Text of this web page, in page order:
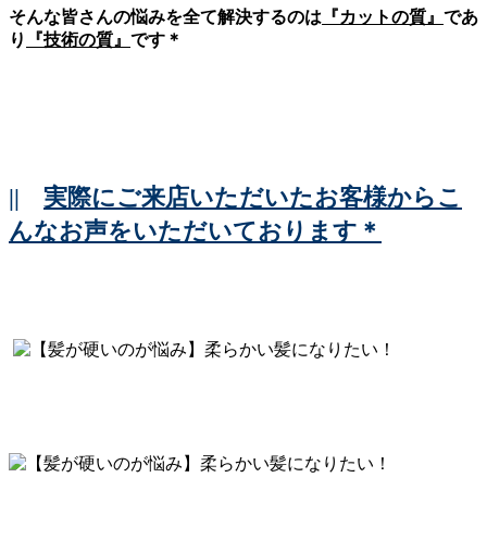
そんな皆さんの悩みを全て解決するのは 『カットの質』 であ
り
『技術の質』 です＊
|| 実際にご来店いただいたお客様からこ
んなお声をいただいております＊